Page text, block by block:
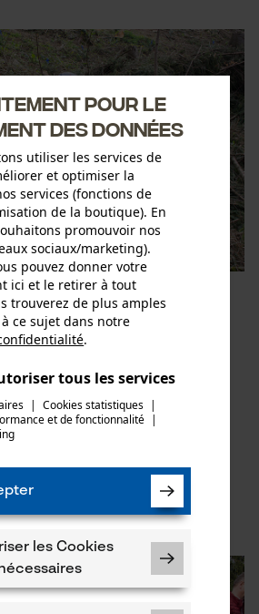
de la Oregon Tool GmbH - KOX
et de la Motoculture à Fellbach
: "En tant qu'entreprise
nous voulons agir en acteur
région fortement boisée. Le
nous tient particulièrement à
les arbres, nous avons nos
et voulons participer au
pour le
des données
utiliser les services de
et optimiser la
services (fonctions de
de la boutique). En
promouvoir nos
sociaux/marketing).
pouvez donner votre
ici et le retirer à tout
trouverez de plus amples
ce sujet dans notre
.
tous les services
| Cookies statistiques |
et de fonctionnalité |
les Cookies
s'est produite. Veuillez